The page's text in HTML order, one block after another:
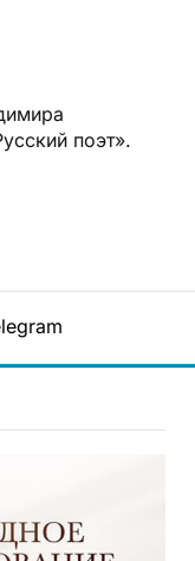
поэт».